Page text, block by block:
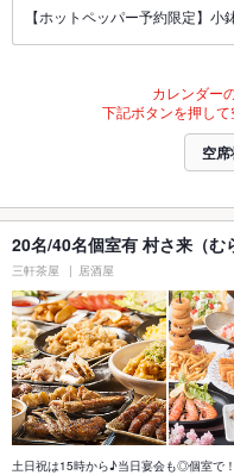
【ホットペッパー予約限定】小
カレンダー
下記ボタンを押して
空
20名/40名個室有 村さ来（む
三軒茶屋 居酒屋
土日祝は15時から♪当日宴会も◎個室で！